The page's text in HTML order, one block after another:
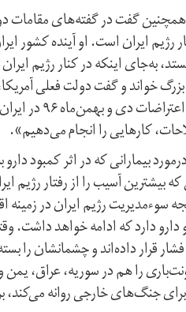
همچنین گفت در گفته‌های
رژیم ایران است. او آینده‌ کشور
به‌جای اینکه در کنار رژیم
خواند و گفت دولت فعلی
جمهوری و
کارهایی را انجام می‌دهیم».
بیمارانی که در اثر کمبود
بیشترین آسیب را از رفتار رژیم
سوء‌مدیریت رژیم ایران در
قرار داده‌اند و چشمانشان را
را هم در سوریه، عراق، یمن
جنگ‌های خارجی روانه